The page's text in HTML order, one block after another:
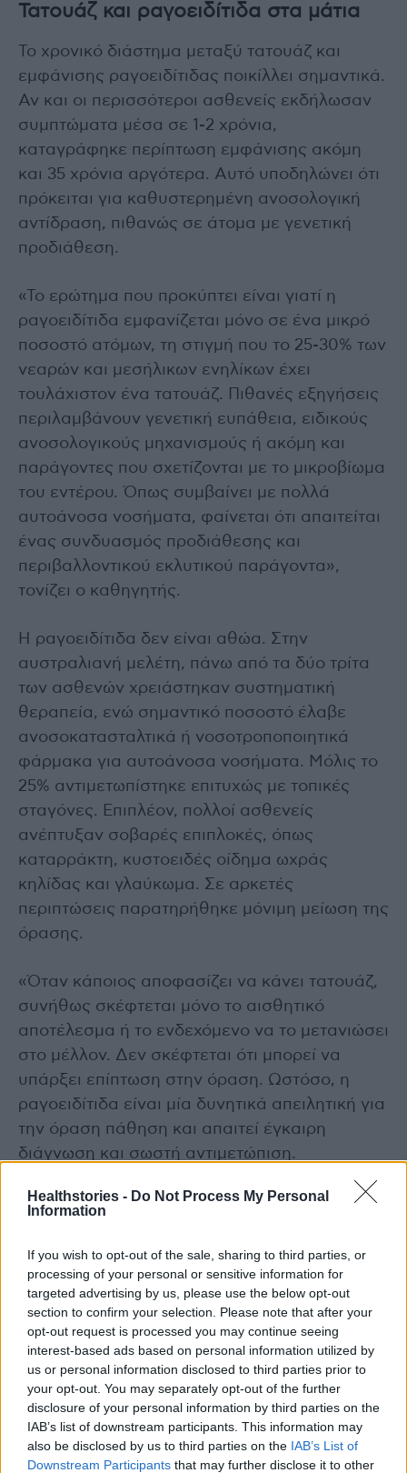
Healthstories - Do Not Process My Personal
Information
If you wish to opt-out of the sale, sharing to third parties, or
processing of your personal or sensitive information for
targeted advertising by us, please use the below opt-out
section to confirm your selection. Please note that after your
opt-out request is processed you may continue seeing
interest-based ads based on personal information utilized by
us or personal information disclosed to third parties prior to
your opt-out. You may separately opt-out of the further
disclosure of your personal information by third parties on the
IAB’s list of downstream participants. This information may
also be disclosed by us to third parties on the IAB’s List of
Downstream Participants that may further disclose it to other
Τατουάζ και ραγοειδίτιδα στα μάτια
Το χρονικό διάστημα μεταξύ τατουάζ και
εμφάνισης ραγοειδίτιδας ποικίλλει σημαντικά.
Αν και οι περισσότεροι ασθενείς εκδήλωσαν
συμπτώματα μέσα σε 1-2 χρόνια,
καταγράφηκε περίπτωση εμφάνισης ακόμη
και 35 χρόνια αργότερα. Αυτό υποδηλώνει ότι
πρόκειται για καθυστερημένη ανοσολογική
αντίδραση, πιθανώς σε άτομα με γενετική
προδιάθεση.
«Το ερώτημα που προκύπτει είναι γιατί η
ραγοειδίτιδα εμφανίζεται μόνο σε ένα μικρό
ποσοστό ατόμων, τη στιγμή που το 25-30% των
νεαρών και μεσήλικων ενηλίκων έχει
τουλάχιστον ένα τατουάζ. Πιθανές εξηγήσεις
περιλαμβάνουν γενετική ευπάθεια, ειδικούς
ανοσολογικούς μηχανισμούς ή ακόμη και
παράγοντες που σχετίζονται με το μικροβίωμα
του εντέρου. Όπως συμβαίνει με πολλά
αυτοάνοσα νοσήματα, φαίνεται ότι απαιτείται
ένας συνδυασμός προδιάθεσης και
περιβαλλοντικού εκλυτικού παράγοντα»,
τονίζει ο καθηγητής.
Η ραγοειδίτιδα δεν είναι αθώα. Στην
αυστραλιανή μελέτη, πάνω από τα δύο τρίτα
των ασθενών χρειάστηκαν συστηματική
θεραπεία, ενώ σημαντικό ποσοστό έλαβε
ανοσοκατασταλτικά ή νοσοτροποποιητικά
φάρμακα για αυτοάνοσα νοσήματα. Μόλις το
25% αντιμετωπίστηκε επιτυχώς με τοπικές
σταγόνες. Επιπλέον, πολλοί ασθενείς
ανέπτυξαν σοβαρές επιπλοκές, όπως
καταρράκτη, κυστοειδές οίδημα ωχράς
κηλίδας και γλαύκωμα. Σε αρκετές
περιπτώσεις παρατηρήθηκε μόνιμη μείωση της
όρασης.
«Όταν κάποιος αποφασίζει να κάνει τατουάζ,
συνήθως σκέφτεται μόνο το αισθητικό
αποτέλεσμα ή το ενδεχόμενο να το μετανιώσει
στο μέλλον. Δεν σκέφτεται ότι μπορεί να
υπάρξει επίπτωση στην όραση. Ωστόσο, η
ραγοειδίτιδα είναι μία δυνητικά απειλητική για
την όραση πάθηση και απαιτεί έγκαιρη
διάγνωση και σωστή αντιμετώπιση.
Οποιοσδήποτε εμφανίσει ερυθρότητα, πόνο,
φωτοευαισθησία, θόλωση της όρασης ή
μεγάλο ή πρόσφατα φλεγμονώδες τατουάζ,
θα πρέπει να απευθύνεται άμεσα σε
οφθαλμίατρο και να αναφέρει την ύπαρξη
τατουάζ. Η έγκαιρη παρέμβαση μπορεί να
αποτρέψει σοβαρές και μόνιμες βλάβες»,
καταλήγει ο κ. Κανελλόπουλος.